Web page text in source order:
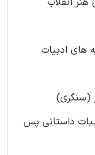
های ادبیات
داستانی پس